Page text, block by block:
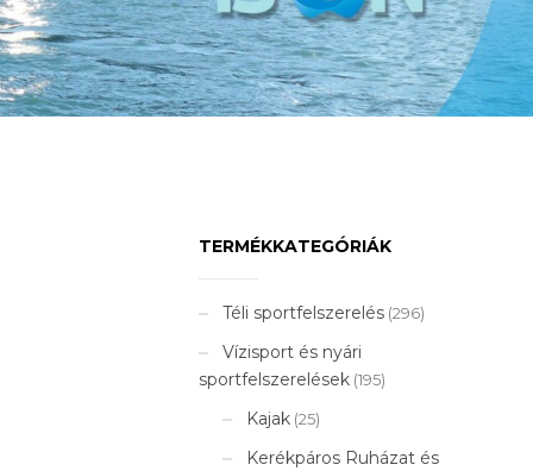
TERMÉKKATEGÓRIÁK
Téli sportfelszerelés (296)
Vízisport és nyári
sportfelszerelések (195)
Kajak (25)
Kerékpáros Ruházat és